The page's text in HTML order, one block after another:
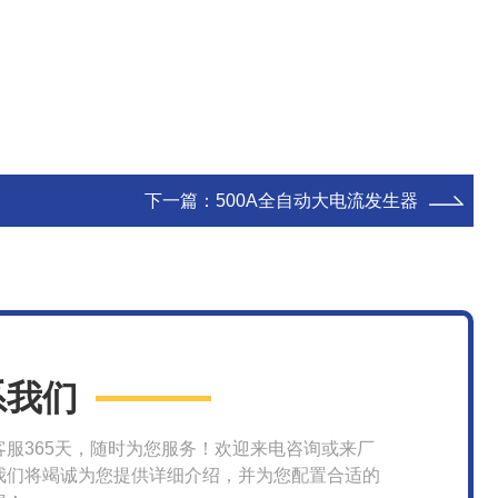
下一篇： 500A全自动大电流发生器
们
服365天，随时为您服务！欢迎来电咨询或来厂
们将竭诚为您提供详细介绍，并为您配置合适的